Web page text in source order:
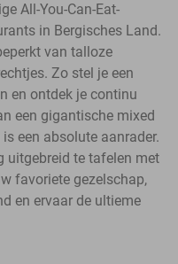
All-You-Can-Eat-
in Bergisches Land.
van talloze
Zo stel je een
en ontdek je continu
een gigantische mixed
een absolute aanrader.
uitgebreid te tafelen met
favoriete gezelschap,
en ervaar de ultieme